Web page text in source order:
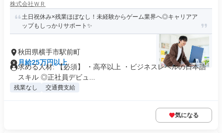
株式会社ＷＲ
土日祝休み×残業ほぼなし！未経験からゲーム業界へ◎キャリアア
ップもしっかりサポート✨
秋田県横手市駅前町
月給25万円以上
求める人材: 【必須】 ・高卒以上 ・ビジネスレベルの日本語
スキル ◎正社員デビュ...
残業なし 交通費支給
気になる